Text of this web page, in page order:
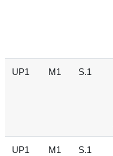
UP1 M1 S.1
UP1 M1 S.1